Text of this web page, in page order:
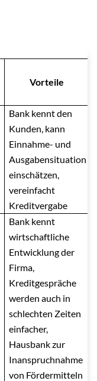
Vorteile
Bank kennt den
Kunden, kann
Einnahme- und
Ausgabensituation
einschätzen,
vereinfacht
Kreditvergabe
Bank kennt
wirtschaftliche
Entwicklung der
Firma,
Kreditgespräche
werden auch in
schlechten Zeiten
einfacher,
Hausbank zur
Inanspruchnahme
von Fördermitteln